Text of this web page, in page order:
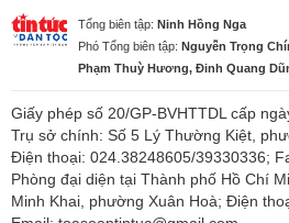
Tổng biên tập: Ninh Hồng Nga
Phó Tổng biên tập: Nguyễn Trọng
Phạm Thuỳ Hương, Đinh Quang
Giấy phép số 20/GP-BVHTTDL cấp
Trụ sở chính: Số 5 Lý Thường Kiệt,
Điện thoại: 024.38248605/39330336;
Phòng đại diện tại Thành phố Hồ Chí
Minh Khai, phường Xuân Hoà; Điện